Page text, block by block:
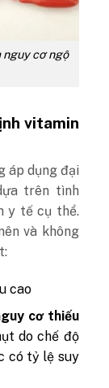
nguy cơ ngộ
vitamin
áp dụng đại
trên tình
y tế cụ thể.
và không
cao
cơ thiếu
do chế độ
có tỷ lệ suy